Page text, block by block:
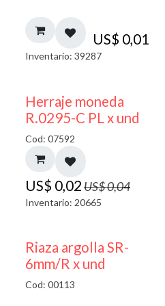
US$ 0,01
Inventario: 39287
50% DESCUENTO
Herraje moneda
R.0295-C PL x und
Cod: 07592
US$ 0,02US$0,04
Inventario: 20665
Riaza argolla SR-
6mm/R x und
Cod: 00113